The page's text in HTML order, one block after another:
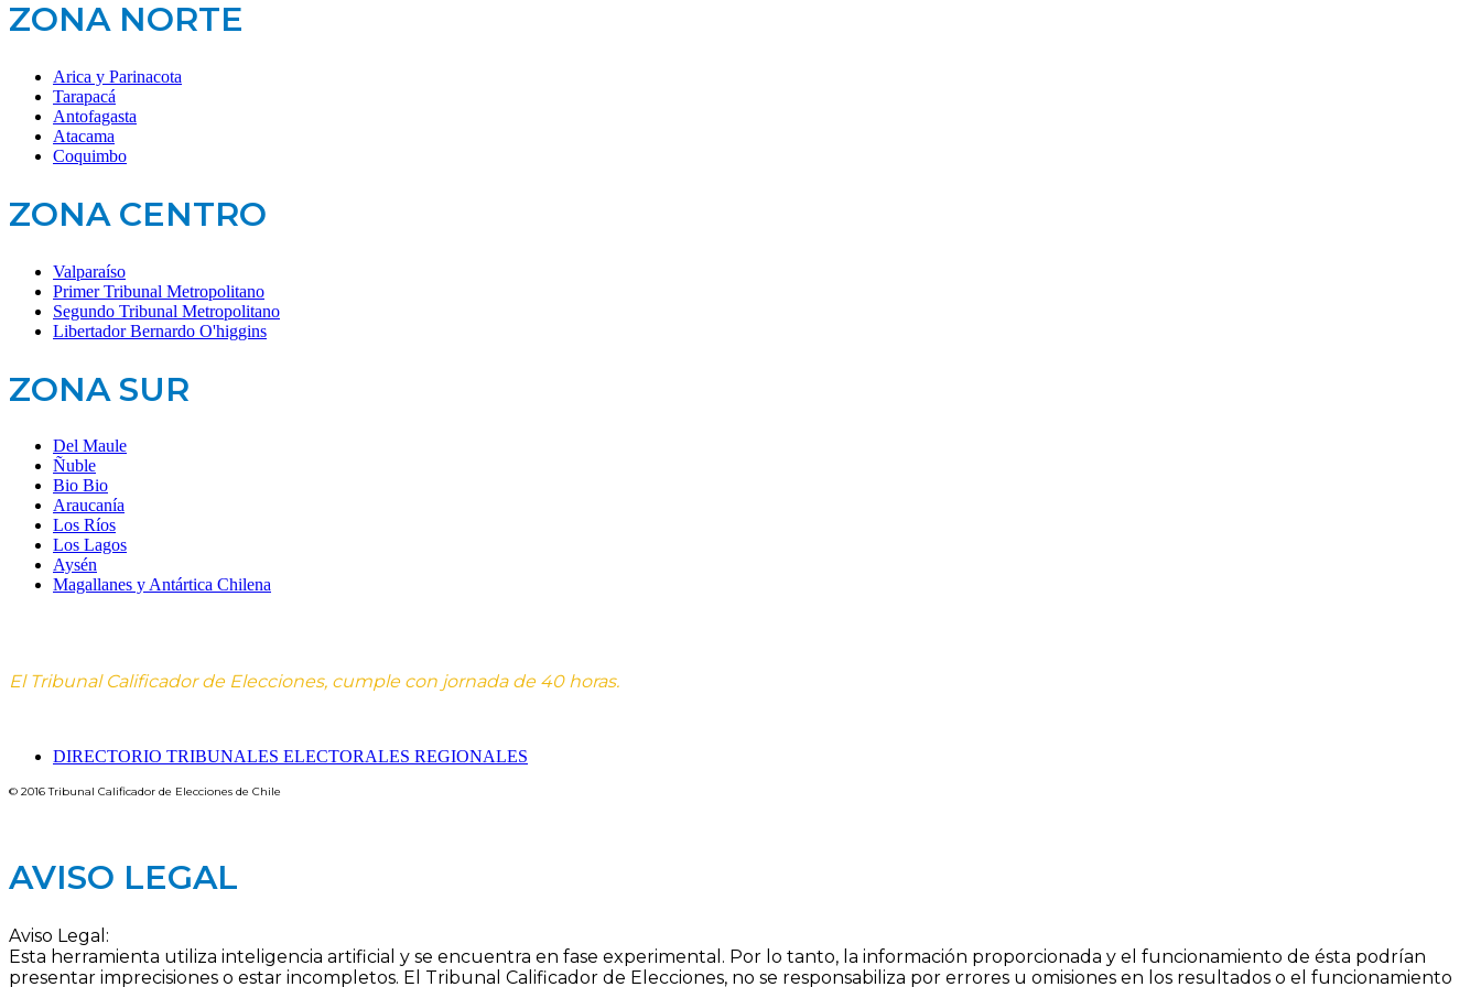
ZONA NORTE
Arica y Parinacota
Tarapacá
Antofagasta
Atacama
Coquimbo
ZONA CENTRO
Valparaíso
Primer Tribunal Metropolitano
Segundo Tribunal Metropolitano
Libertador Bernardo O'higgins
ZONA SUR
Del Maule
Ñuble
Bio Bio
Araucanía
Los Ríos
Los Lagos
Aysén
Magallanes y Antártica Chilena
El Tribunal Calificador de Elecciones, cumple con jornada de 40 horas.
DIRECTORIO TRIBUNALES ELECTORALES REGIONALES
© 2016 Tribunal Calificador de Elecciones de Chile
AVISO LEGAL
Aviso Legal:
Esta herramienta utiliza inteligencia artificial y se encuentra en fase experimental. Por lo tanto, la información proporcionada y el funcionamiento de ésta podrían
presentar imprecisiones o estar incompletos. El Tribunal Calificador de Elecciones, no se responsabiliza por errores u omisiones en los resultados o el funcionamiento